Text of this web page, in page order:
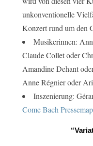
unkonventionelle
Konzert rund um den
Musikerinnen:
Claude Collet oder
Amandine Dehant
Anne Régnier oder
Inszenierung:
Come Bach